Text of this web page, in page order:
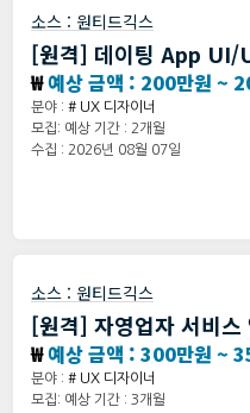
소스 : 원티드긱스
[원격] 데이팅 App UI/
₩예상 금액 : 200만원 ~
분야 : # UX 디자이너
모집: 예상 기간 : 2개월
수집 : 2026년 08월 07일
소스 : 원티드긱스
[원격] 자영업자 서비
₩예상 금액 : 300만원 ~
분야 : # UX 디자이너
모집: 예상 기간 : 3개월